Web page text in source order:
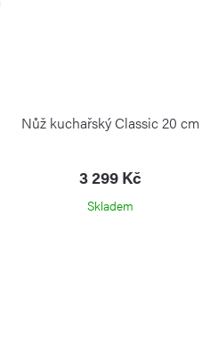
Nůž kuchařský Classic 20 cm
3 299 Kč
Skladem